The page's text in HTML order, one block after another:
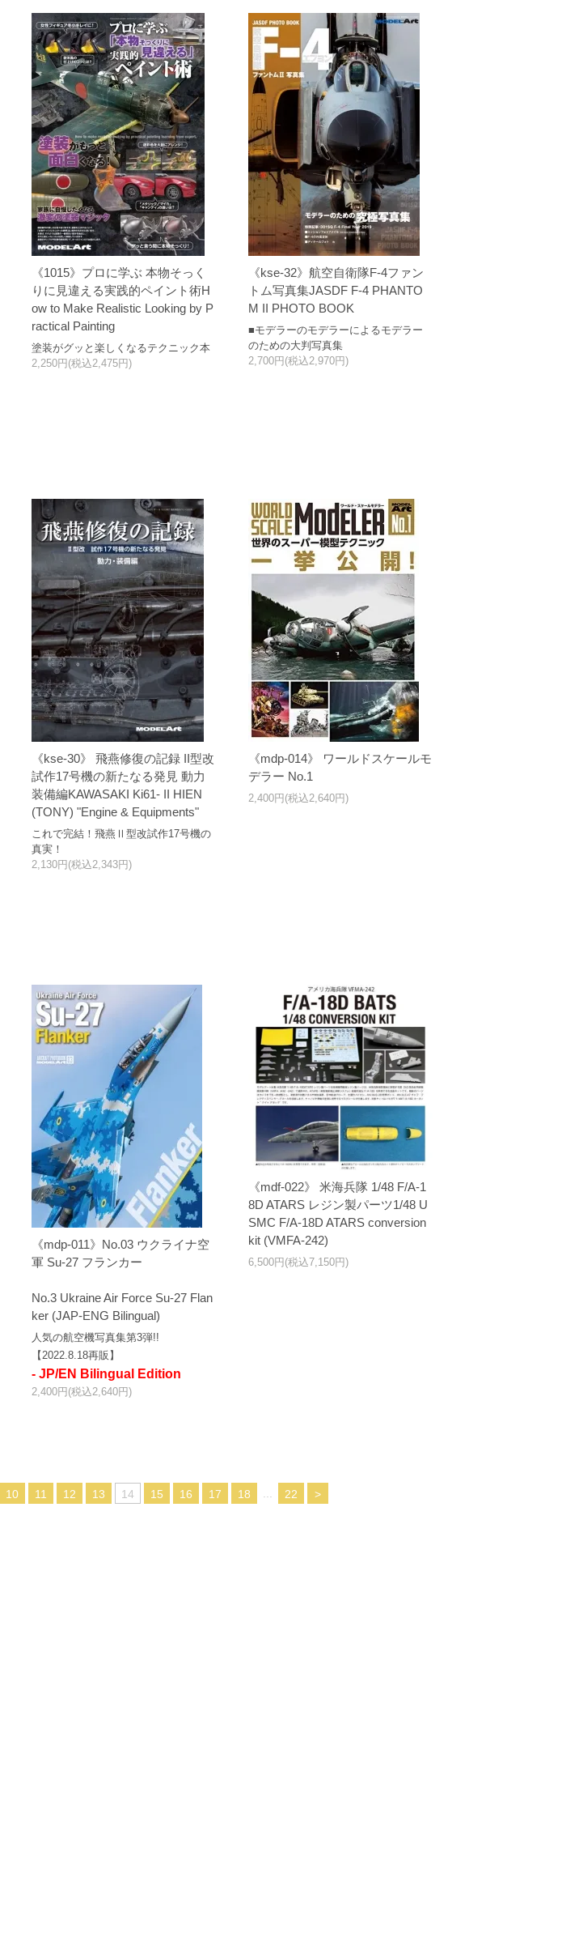
《1015》プロに学ぶ 本物そっく
りに見違える実践的ペイント術H
ow to Make Realistic Looking by P
ractical Painting
塗装がグッと楽しくなるテクニック本
2,250円(税込2,475円)
《kse-32》航空自衛隊F-4ファン
トム写真集JASDF F-4 PHANTO
M II PHOTO BOOK
■モデラーのモデラーによるモデラー
のための大判写真集
2,700円(税込2,970円)
《kse-30》 飛燕修復の記録 II型改
試作17号機の新たなる発見 動力
装備編KAWASAKI Ki61- II HIEN
(TONY) "Engine & Equipments"
これで完結！飛燕Ⅱ型改試作17号機の
真実！
2,130円(税込2,343円)
《mdp-014》 ワールドスケールモ
デラー No.1
2,400円(税込2,640円)
《mdp-011》No.03 ウクライナ空
軍 Su-27 フランカー
No.3 Ukraine Air Force Su-27 Flan
ker (JAP-ENG Bilingual)
人気の航空機写真集第3弾!!
【2022.8.18再販】
- JP/EN Bilingual Edition
2,400円(税込2,640円)
《mdf-022》 米海兵隊 1/48 F/A-1
8D ATARS レジン製パーツ1/48 U
SMC F/A-18D ATARS conversion
kit (VMFA-242)
6,500円(税込7,150円)
10 11 12 13 14 15 16 17 18 22 >